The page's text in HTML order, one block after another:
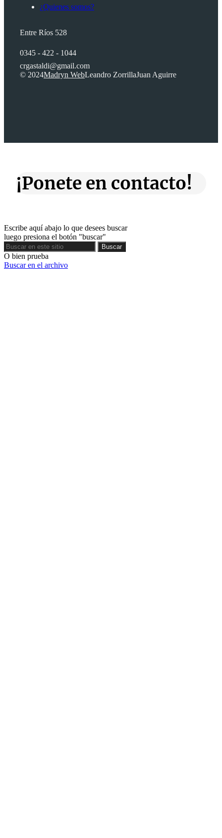
¿Quienes somos?
Entre Ríos 528
0345 - 422 - 1044
crgastaldi@gmail.com
© 2024Madryn WebLeandro ZorrillaJuan Aguirre
¡Ponete en contacto!
Escribe aquí abajo lo que desees buscar
luego presiona el botón "buscar"
Buscar
Buscar
O bien prueba
Buscar en el archivo